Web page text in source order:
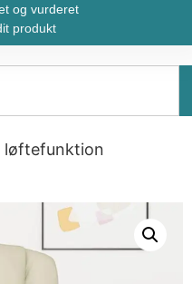
og vurderet
produkt
løftefunktion